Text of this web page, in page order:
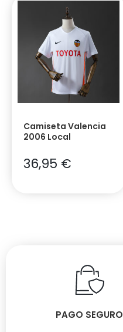
Camiseta Valencia
2006 Local
36,95 €
PAGO SEGURO